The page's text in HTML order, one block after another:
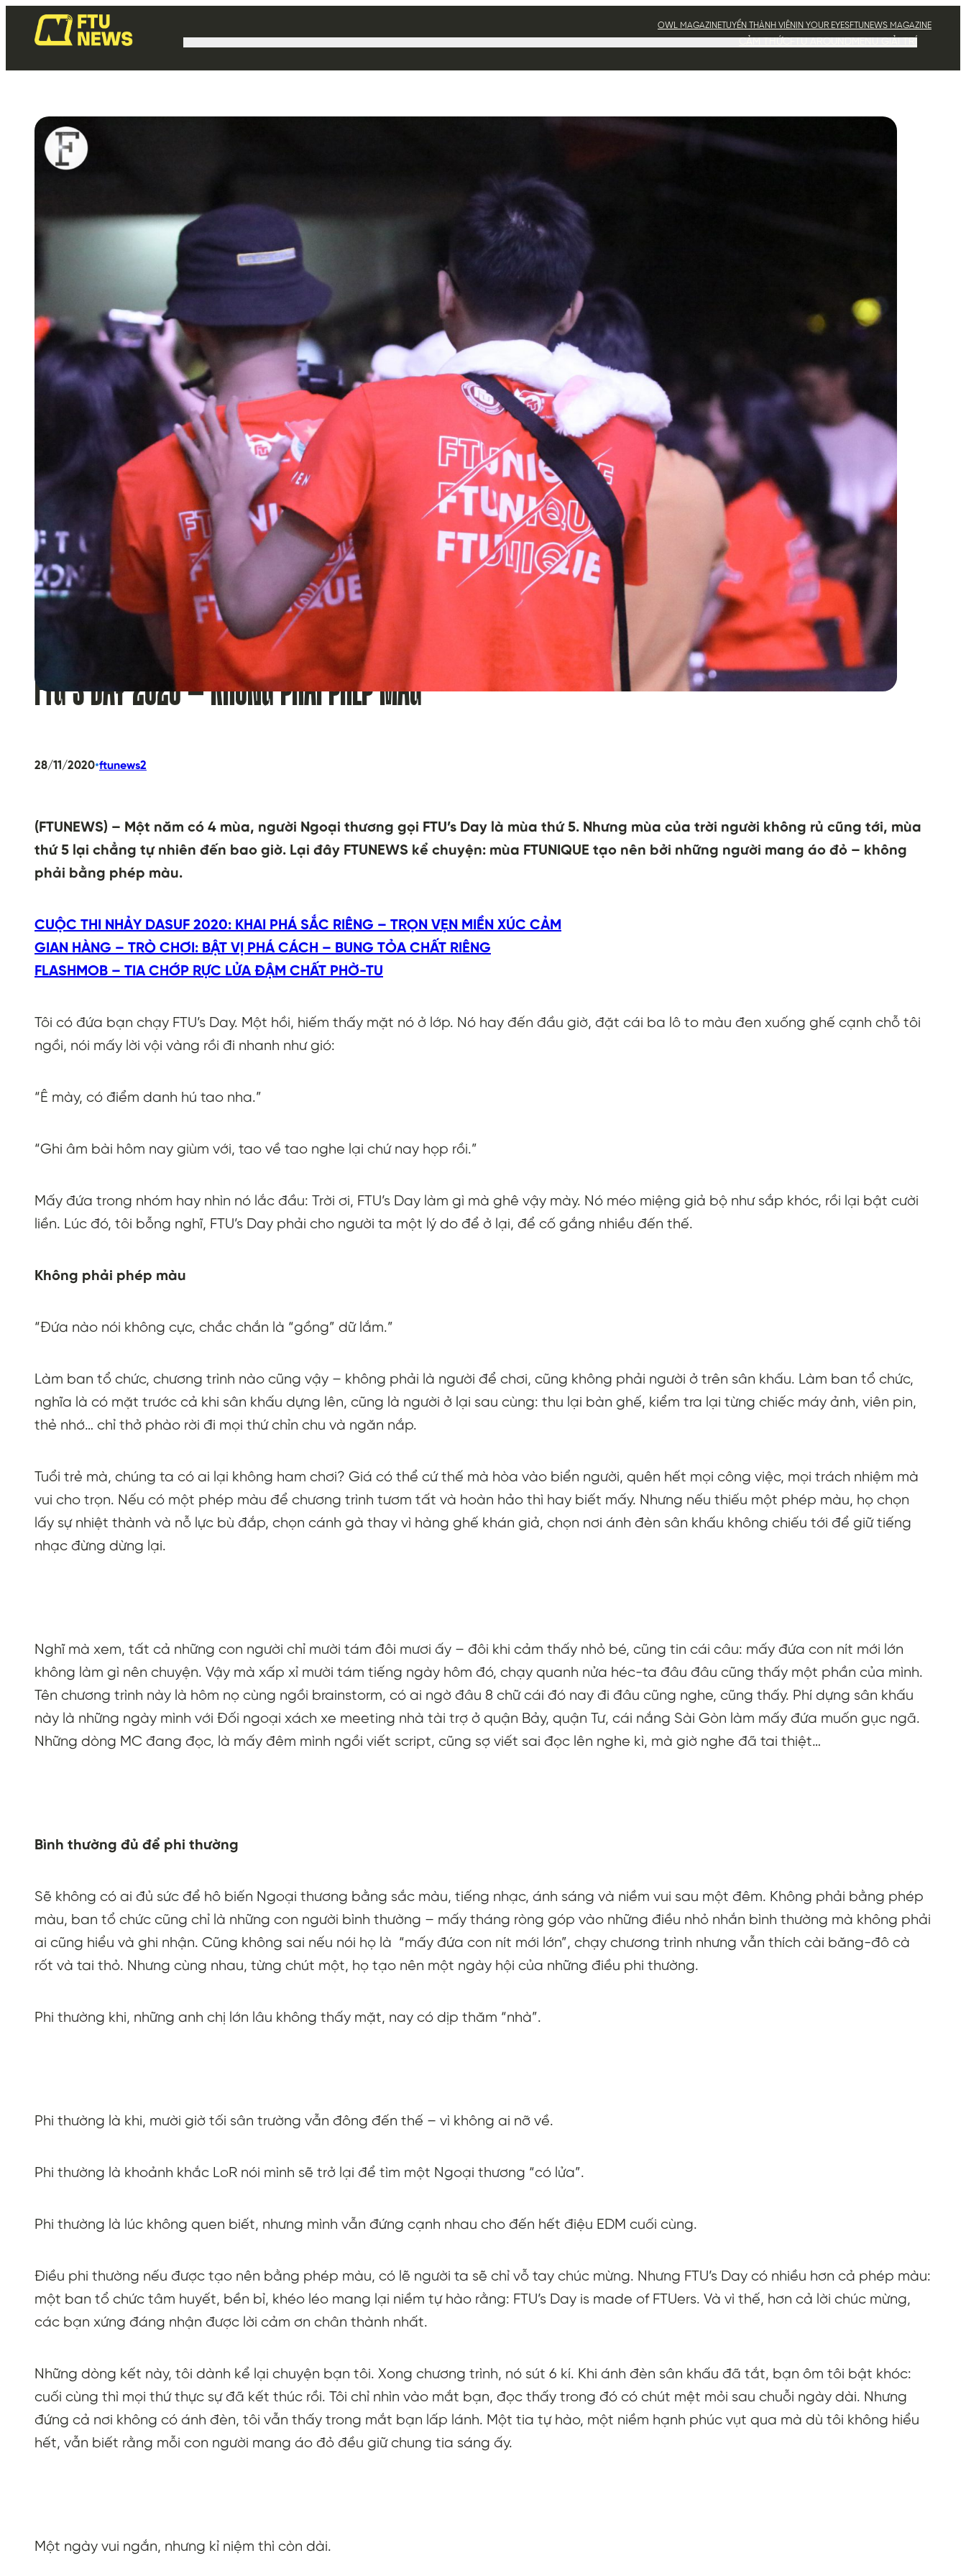
OWL MAGAZINETUYỂN THÀNH VIÊN IN YOUR EYESFTUNEWS MAGAZINE
FTU’S DAY 2020 – KHÔNG PHẢI PHÉP MÀU
28/11/2020•ftunews2
(FTUNEWS) – Một năm có 4 mùa, người Ngoại thương gọi FTU’s Day là mùa thứ 5. Nhưng mùa của trời người không rủ cũng tới, mùa
thứ 5 lại chẳng tự nhiên đến bao giờ. Lại đây FTUNEWS kể chuyện: mùa FTUNIQUE tạo nên bởi những người mang áo đỏ – không
phải bằng phép màu.
CUỘC THI NHẢY DASUF 2020: KHAI PHÁ SẮC RIÊNG – TRỌN VẸN MIỀN XÚC CẢM
GIAN HÀNG – TRÒ CHƠI: BẬT VỊ PHÁ CÁCH – BUNG TỎA CHẤT RIÊNG
FLASHMOB – TIA CHỚP RỰC LỬA ĐẬM CHẤT PHỜ-TU
Tôi có đứa bạn chạy FTU’s Day. Một hồi, hiếm thấy mặt nó ở lớp. Nó hay đến đầu giờ, đặt cái ba lô to màu đen xuống ghế cạnh chỗ tôi
ngồi, nói mấy lời vội vàng rồi đi nhanh như gió:
“Ê mày, có điểm danh hú tao nha.”
“Ghi âm bài hôm nay giùm với, tao về tao nghe lại chứ nay họp rồi.”
Mấy đứa trong nhóm hay nhìn nó lắc đầu: Trời ơi, FTU’s Day làm gì mà ghê vậy mày. Nó méo miệng giả bộ như sắp khóc, rồi lại bật cười
liền. Lúc đó, tôi bỗng nghĩ, FTU’s Day phải cho người ta một lý do để ở lại, để cố gắng nhiều đến thế.
Không phải phép màu
“Đứa nào nói không cực, chắc chắn là “gồng” dữ lắm.”
Làm ban tổ chức, chương trình nào cũng vậy – không phải là người để chơi, cũng không phải người ở trên sân khấu. Làm ban tổ chức,
nghĩa là có mặt trước cả khi sân khấu dựng lên, cũng là người ở lại sau cùng: thu lại bàn ghế, kiểm tra lại từng chiếc máy ảnh, viên pin,
thẻ nhớ… chỉ thở phào rời đi mọi thứ chỉn chu và ngăn nắp.
Tuổi trẻ mà, chúng ta có ai lại không ham chơi? Giá có thể cứ thế mà hòa vào biển người, quên hết mọi công việc, mọi trách nhiệm mà
vui cho trọn. Nếu có một phép màu để chương trình tươm tất và hoàn hảo thì hay biết mấy. Nhưng nếu thiếu một phép màu, họ chọn
lấy sự nhiệt thành và nỗ lực bù đắp, chọn cánh gà thay vì hàng ghế khán giả, chọn nơi ánh đèn sân khấu không chiếu tới để giữ tiếng
nhạc đừng dừng lại.
Nghĩ mà xem, tất cả những con người chỉ mười tám đôi mươi ấy – đôi khi cảm thấy nhỏ bé, cũng tin cái câu: mấy đứa con nít mới lớn
không làm gì nên chuyện. Vậy mà xấp xỉ mười tám tiếng ngày hôm đó, chạy quanh nửa héc-ta đâu đâu cũng thấy một phần của mình.
Tên chương trình này là hôm nọ cùng ngồi brainstorm, có ai ngờ đâu 8 chữ cái đó nay đi đâu cũng nghe, cũng thấy. Phí dựng sân khấu
này là những ngày mình với Đối ngoại xách xe meeting nhà tài trợ ở quận Bảy, quận Tư, cái nắng Sài Gòn làm mấy đứa muốn gục ngã.
Những dòng MC đang đọc, là mấy đêm mình ngồi viết script, cũng sợ viết sai đọc lên nghe kì, mà giờ nghe đã tai thiệt…
Bình thường đủ để phi thường
Sẽ không có ai đủ sức để hô biến Ngoại thương bằng sắc màu, tiếng nhạc, ánh sáng và niềm vui sau một đêm. Không phải bằng phép
màu, ban tổ chức cũng chỉ là những con người bình thường – mấy tháng ròng góp vào những điều nhỏ nhắn bình thường mà không phải
ai cũng hiểu và ghi nhận. Cũng không sai nếu nói họ là “mấy đứa con nít mới lớn”, chạy chương trình nhưng vẫn thích cài băng-đô cà
rốt và tai thỏ. Nhưng cùng nhau, từng chút một, họ tạo nên một ngày hội của những điều phi thường.
Phi thường khi, những anh chị lớn lâu không thấy mặt, nay có dịp thăm “nhà”.
Phi thường là khi, mười giờ tối sân trường vẫn đông đến thế – vì không ai nỡ về.
Phi thường là khoảnh khắc LoR nói mình sẽ trở lại để tìm một Ngoại thương “có lửa”.
Phi thường là lúc không quen biết, nhưng mình vẫn đứng cạnh nhau cho đến hết điệu EDM cuối cùng.
Điều phi thường nếu được tạo nên bằng phép màu, có lẽ người ta sẽ chỉ vỗ tay chúc mừng. Nhưng FTU’s Day có nhiều hơn cả phép màu:
một ban tổ chức tâm huyết, bền bỉ, khéo léo mang lại niềm tự hào rằng: FTU’s Day is made of FTUers. Và vì thế, hơn cả lời chúc mừng,
các bạn xứng đáng nhận được lời cảm ơn chân thành nhất.
Những dòng kết này, tôi dành kể lại chuyện bạn tôi. Xong chương trình, nó sút 6 kí. Khi ánh đèn sân khấu đã tắt, bạn ôm tôi bật khóc:
cuối cùng thì mọi thứ thực sự đã kết thúc rồi. Tôi chỉ nhìn vào mắt bạn, đọc thấy trong đó có chút mệt mỏi sau chuỗi ngày dài. Nhưng
đứng cả nơi không có ánh đèn, tôi vẫn thấy trong mắt bạn lấp lánh. Một tia tự hào, một niềm hạnh phúc vụt qua mà dù tôi không hiểu
hết, vẫn biết rằng mỗi con người mang áo đỏ đều giữ chung tia sáng ấy.
Một ngày vui ngắn, nhưng kỉ niệm thì còn dài.